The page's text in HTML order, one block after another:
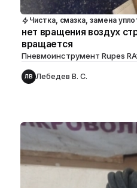
Чистка, смазка, замена
нет вращения воздух
вращается
Пневмоинструмент Rupes
ЛВ Лебедев В. С.